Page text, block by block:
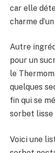
car elle
charme
Autre
pour un
le
quelques
fin qui se
sorbet lisse
Voici une